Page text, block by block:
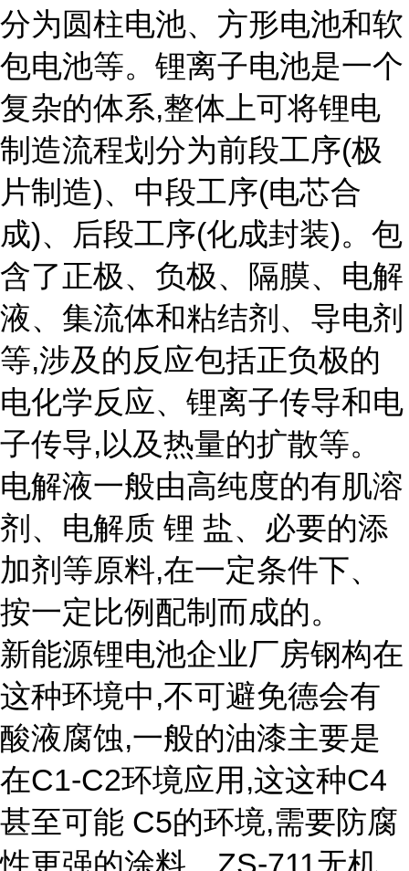
分为圆柱电池、方形电池和软
包电池等。锂离子电池是一个
复杂的体系,整体上可将锂电
制造流程划分为前段工序(极
片制造)、中段工序(电芯合
成)、后段工序(化成封装)。包
含了正极、负极、隔膜、电解
液、集流体和粘结剂、导电剂
等,涉及的反应包括正负极的
电化学反应、锂离子传导和电
子传导,以及热量的扩散等。
电解液一般由高纯度的有肌溶
剂、电解质 锂 盐、必要的添
加剂等原料,在一定条件下、
按一定比例配制而成的。
新能源锂电池企业厂房钢构在
这种环境中,不可避免德会有
酸液腐蚀,一般的油漆主要是
在C1-C2环境应用,这这种C4
甚至可能 C5的环境,需要防腐
性更强的涂料。ZS-711无机